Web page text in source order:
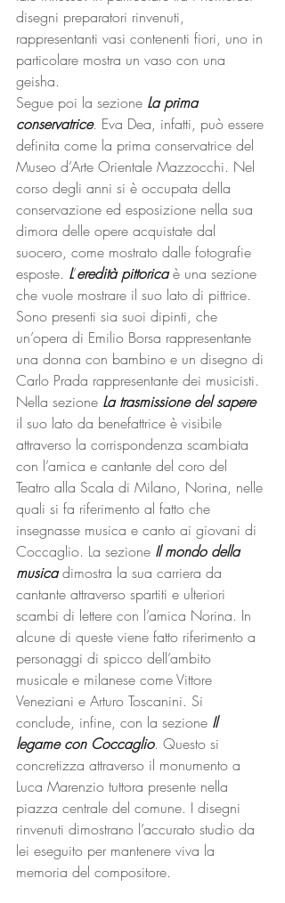
disegni preparatori rinvenuti,
rappresentanti vasi contenenti fiori, uno in
particolare mostra un vaso con una
geisha.
Segue poi la sezione La prima
conservatrice. Eva Dea, infatti, può essere
definita come la prima conservatrice del
Museo d’Arte Orientale Mazzocchi. Nel
corso degli anni si è occupata della
conservazione ed esposizione nella sua
dimora delle opere acquistate dal
suocero, come mostrato dalle fotografie
esposte. L’eredità pittorica è una sezione
che vuole mostrare il suo lato di pittrice.
Sono presenti sia suoi dipinti, che
un’opera di Emilio Borsa rappresentante
una donna con bambino e un disegno di
Carlo Prada rappresentante dei musicisti.
Nella sezione La trasmissione del sapere
il suo lato da benefattrice è visibile
attraverso la corrispondenza scambiata
con l’amica e cantante del coro del
Teatro alla Scala di Milano, Norina, nelle
quali si fa riferimento al fatto che
insegnasse musica e canto ai giovani di
Coccaglio. La sezione Il mondo della
musica dimostra la sua carriera da
cantante attraverso spartiti e ulteriori
scambi di lettere con l’amica Norina. In
alcune di queste viene fatto riferimento a
personaggi di spicco dell’ambito
musicale e milanese come Vittore
Veneziani e Arturo Toscanini. Si
conclude, infine, con la sezione Il
legame con Coccaglio. Questo si
concretizza attraverso il monumento a
Luca Marenzio tuttora presente nella
piazza centrale del comune. I disegni
rinvenuti dimostrano l’accurato studio da
lei eseguito per mantenere viva la
memoria del compositore.